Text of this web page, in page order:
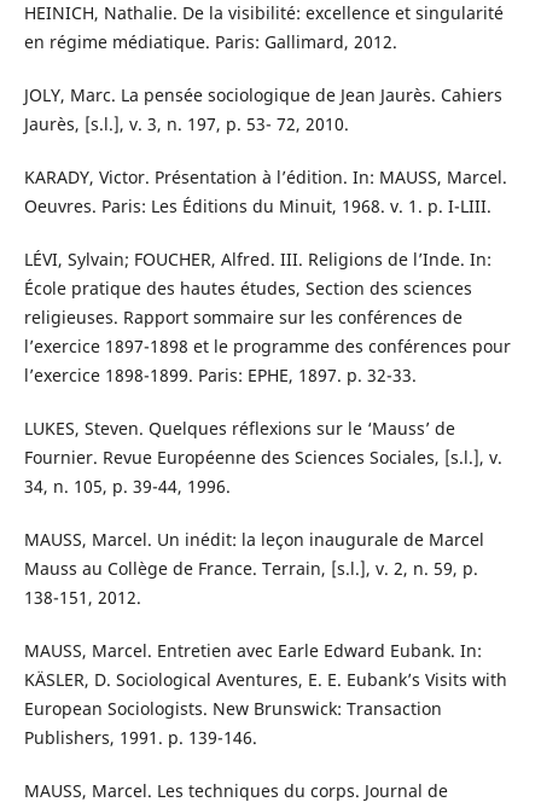
HEINICH, Nathalie. De la visibilité: excellence et singularité
en régime médiatique. Paris: Gallimard, 2012.
JOLY, Marc. La pensée sociologique de Jean Jaurès. Cahiers
Jaurès, [s.l.], v. 3, n. 197, p. 53- 72, 2010.
KARADY, Victor. Présentation à l’édition. In: MAUSS, Marcel.
Oeuvres. Paris: Les Éditions du Minuit, 1968. v. 1. p. I-LIII.
LÉVI, Sylvain; FOUCHER, Alfred. III. Religions de l’Inde. In:
École pratique des hautes études, Section des sciences
religieuses. Rapport sommaire sur les conférences de
l’exercice 1897-1898 et le programme des conférences pour
l’exercice 1898-1899. Paris: EPHE, 1897. p. 32-33.
LUKES, Steven. Quelques réflexions sur le ‘Mauss’ de
Fournier. Revue Européenne des Sciences Sociales, [s.l.], v.
34, n. 105, p. 39-44, 1996.
MAUSS, Marcel. Un inédit: la leçon inaugurale de Marcel
Mauss au Collège de France. Terrain, [s.l.], v. 2, n. 59, p.
138-151, 2012.
MAUSS, Marcel. Entretien avec Earle Edward Eubank. In:
KÄSLER, D. Sociological Aventures, E. E. Eubank’s Visits with
European Sociologists. New Brunswick: Transaction
Publishers, 1991. p. 139-146.
MAUSS, Marcel. Les techniques du corps. Journal de